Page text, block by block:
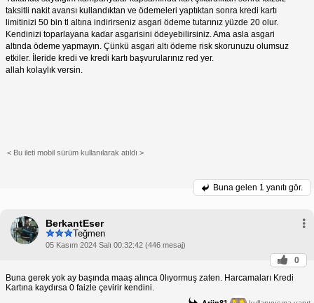
taksitli nakit avansı kullandıktan ve ödemeleri yaptıktan sonra kredi kartı
limitinizi 50 bin tl altına indirirseniz asgari ödeme tutarınız yüzde 20 olur.
Kendinizi toparlayana kadar asgarisini ödeyebilirsiniz. Ama asla asgari
altında ödeme yapmayın. Çünkü asgari altı ödeme risk skorunuzu olumsuz
etkiler. İleride kredi ve kredi kartı başvurularınız red yer.
allah kolaylık versin.
< Bu ileti mobil sürüm kullanılarak atıldı >
Buna gelen 1 yanıtı gör.
BerkantEser
Teğmen
05 Kasım 2024 Salı 00:32:42 (446 mesaj)
0
Buna gerek yok ay başında maaş alınca 0lıyormuş zaten. Harcamaları Kredi
Kartına kaydırsa 0 faizle çevirir kendini.